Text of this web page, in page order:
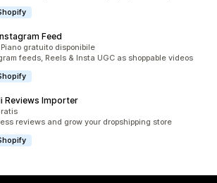
Feed
totali
Piano gratuito disponibile
feeds, Reels & Insta UGC as shoppable videos
Reviews Importer
totali
reviews and grow your dropshipping store